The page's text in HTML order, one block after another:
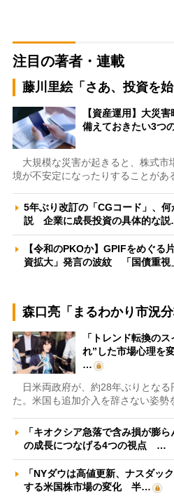
注目の著者・連載
藤川里絵「さあ、投資を始
【資産運用】大災
備えておきたい3つ
大規模な災害が起きると、株式市
境が不安定になったりすることがあ
5年ぶり改訂の「CGコード」、
説 企業に成長投資の具体的な
【令和のPKOか】GPIFをめぐる
資拡大」発言の波紋 「国債重
森口亮「まるわかり市況分
「トレンド転換の
れ”した市場心理を
…
日米両政府が、約28年ぶりとなる
た。米国も追加介入を辞さない姿勢
「キオクシア急落で含み損が膨
の成長につなげる4つの視点 …
「NYダウは高値更新、ナスダッ
する米国株市場の変化 半…